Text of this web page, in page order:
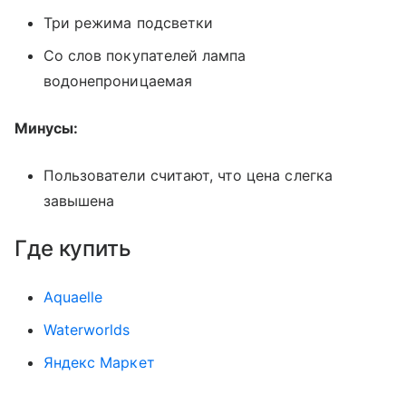
Три режима подсветки
Со слов покупателей лампа
водонепроницаемая
Минусы:
Пользователи считают, что цена слегка
завышена
Где купить
Aquaelle
Waterworlds
Яндекс Маркет